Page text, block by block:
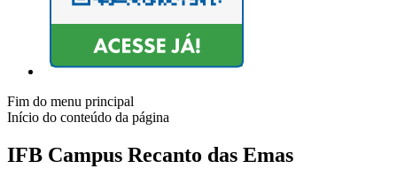
Fim do menu principal
Início do conteúdo da página
IFB Campus Recanto das Emas